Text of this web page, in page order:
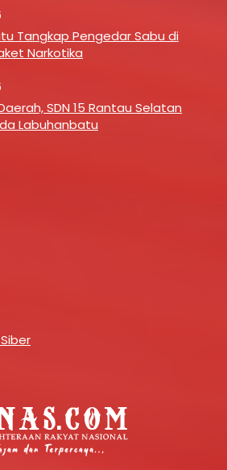
Tangkap Pengedar Sabu di
Narkotika
SDN 15 Rantau Selatan
Labuhanbatu